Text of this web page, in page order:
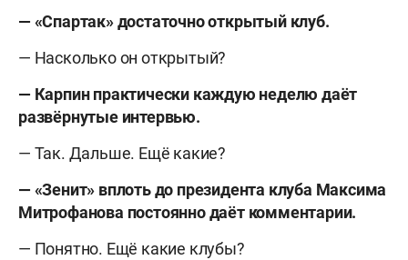
— «Спартак» достаточно открытый клуб.
— Насколько он открытый?
— Карпин практически каждую неделю даёт
развёрнутые интервью.
— Так. Дальше. Ещё какие?
— «Зенит» вплоть до президента клуба Максима
Митрофанова постоянно даёт комментарии.
— Понятно. Ещё какие клубы?